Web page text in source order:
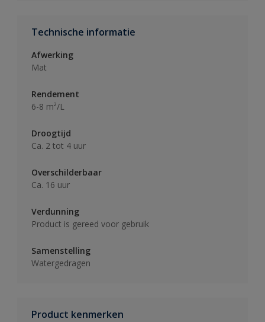
Technische informatie
Afwerking
Mat
Rendement
6-8 m²/L
Droogtijd
Ca. 2 tot 4 uur
Overschilderbaar
Ca. 16 uur
Verdunning
Product is gereed voor gebruik
Samenstelling
Watergedragen
Product kenmerken